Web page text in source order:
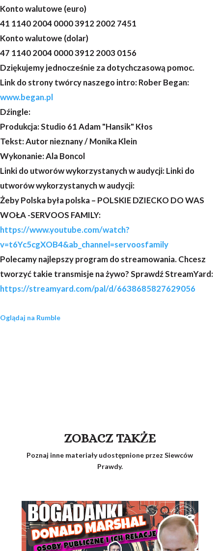
Konto walutowe (euro)
41 1140 2004 0000 3912 2002 7451
Konto walutowe (dolar)
47 1140 2004 0000 3912 2003 0156
Dziękujemy jednocześnie za dotychczasową pomoc.
Link do strony twórcy naszego intro: Rober Began:
www.began.pl
Dźingle:
Produkcja: Studio 61 Adam "Hansik" Kłos
Tekst: Autor nieznany / Monika Klein
Wykonanie: Ala Boncol
Linki do utworów wykorzystanych w audycji: Linki do
utworów wykorzystanych w audycji:
Żeby Polska była polska – POLSKIE DZIECKO DO WAS
WOŁA -SERVOOS FAMILY:
https://www.youtube.com/watch?
v=t6Yc5cgXOB4&ab_channel=servoosfamily
Polecamy najlepszy program do streamowania. Chcesz
tworzyć takie transmisje na żywo? Sprawdź StreamYard:
https://streamyard.com/pal/d/6638685827629056
Oglądaj na Rumble
ZOBACZ TAKŻE
Poznaj inne materiały udostępnione przez Siewców
Prawdy.